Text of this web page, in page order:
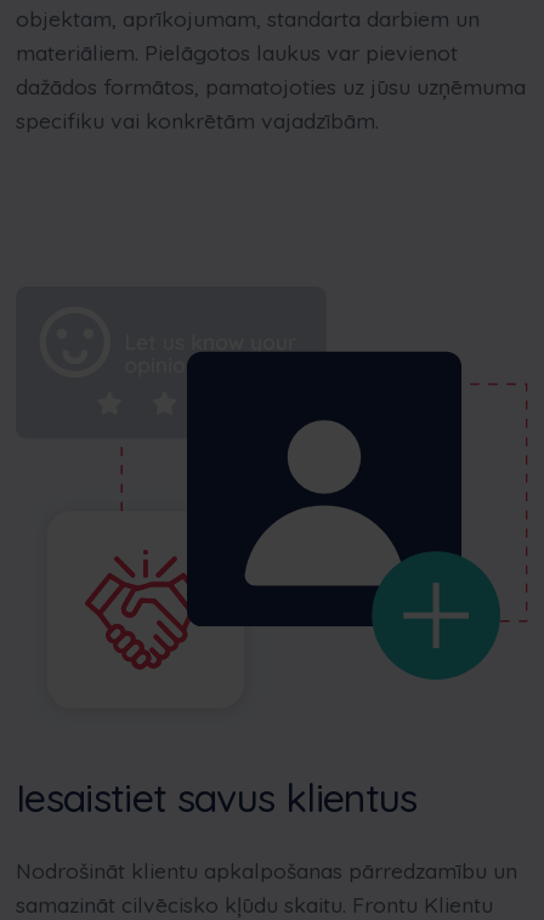
objektam, aprīkojumam, standarta darbiem un
materiāliem. Pielāgotos laukus var pievienot
dažādos formātos, pamatojoties uz jūsu uzņēmuma
specifiku vai konkrētām vajadzībām.
Iesaistiet savus klientus
Nodrošināt klientu apkalpošanas pārredzamību un
samazināt cilvēcisko kļūdu skaitu. Frontu Klientu